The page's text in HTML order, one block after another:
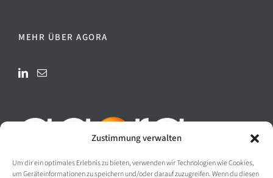
Zustimmung verwalten
Um dir ein optimales Erlebnis zu bieten, verwenden wir Technologien wie Cookies,
um Geräteinformationen zu speichern und/oder darauf zuzugreifen. Wenn du diesen
MEHR ÜBER AGORA